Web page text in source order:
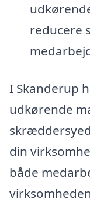
reducere
I Skanderup
udkørende
din
både